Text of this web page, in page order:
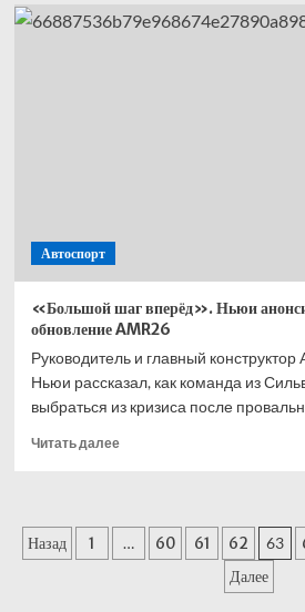
Формулы-1
Автоспорт
«Большой шаг вперёд». Ньюи
обновление AMR26
Руководитель и главный
Ньюи рассказал, как команда из
выбраться из кризиса после
Читать далееПрочитать
шаг
вперёд».
Пагинация
Назад 1 … 60 61 62 63
Далее